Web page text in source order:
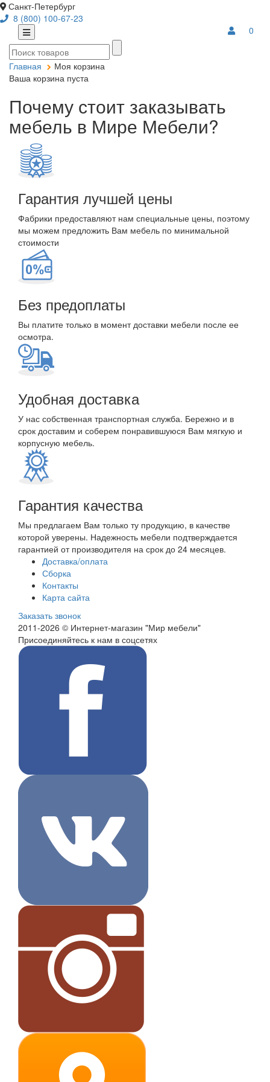
Санкт-Петербург
8 (800) 100-67-23
0
Главная
Моя корзина
Ваша корзина пуста
Почему стоит заказывать
мебель в Мире Мебели?
Гарантия лучшей цены
Фабрики предоставляют нам специальные цены, поэтому
мы можем предложить Вам мебель по минимальной
стоимости
Без предоплаты
Вы платите только в момент доставки мебели после ее
осмотра.
Удобная доставка
У нас собственная транспортная служба. Бережно и в
срок доставим и соберем понравившуюся Вам мягкую и
корпусную мебель.
Гарантия качества
Мы предлагаем Вам только ту продукцию, в качестве
которой уверены. Надежность мебели подтверждается
гарантией от производителя на срок до 24 месяцев.
Доставка/оплата
Сборка
Контакты
Карта сайта
Заказать звонок
2011-2026 © Интернет-магазин "Мир мебели"
Присоединяйтесь к нам в соцсетях